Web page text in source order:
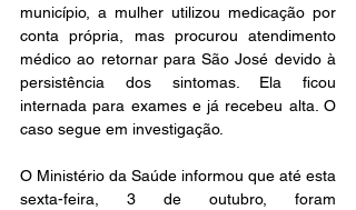
município, a mulher utilizou medicação por
conta própria, mas procurou atendimento
médico ao retornar para São José devido à
persistência dos sintomas. Ela ficou
internada para exames e já recebeu alta. O
caso segue em investigação.
O Ministério da Saúde informou que até esta
sexta-feira, 3 de outubro, foram